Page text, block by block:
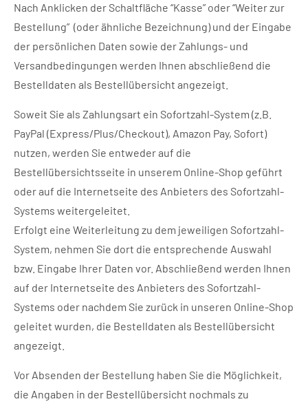
Nach Anklicken der Schaltfläche “Kasse” oder “Weiter zur
Bestellung” (oder ähnliche Bezeichnung) und der Eingabe
der persönlichen Daten sowie der Zahlungs- und
Versandbedingungen werden Ihnen abschließend die
Bestelldaten als Bestellübersicht angezeigt.
Soweit Sie als Zahlungsart ein Sofortzahl-System (z.B.
PayPal (Express/Plus/Checkout), Amazon Pay, Sofort)
nutzen, werden Sie entweder auf die
Bestellübersichtsseite in unserem Online-Shop geführt
oder auf die Internetseite des Anbieters des Sofortzahl-
Systems weitergeleitet.
Erfolgt eine Weiterleitung zu dem jeweiligen Sofortzahl-
System, nehmen Sie dort die entsprechende Auswahl
bzw. Eingabe Ihrer Daten vor. Abschließend werden Ihnen
auf der Internetseite des Anbieters des Sofortzahl-
Systems oder nachdem Sie zurück in unseren Online-Shop
geleitet wurden, die Bestelldaten als Bestellübersicht
angezeigt.
Vor Absenden der Bestellung haben Sie die Möglichkeit,
die Angaben in der Bestellübersicht nochmals zu